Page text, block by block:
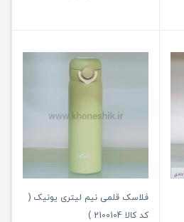
فلاسک قلمی نیم لیتری یونیک (
کد کالا 2100104 )